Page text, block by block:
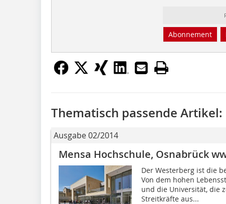
Abonnement
Thematisch passende Artikel:
Ausgabe 02/2014
Mensa Hochschule, Osnabrück
Der Westerberg ist die
Von dem hohen
und die Universität, die
Streitkräfte aus...